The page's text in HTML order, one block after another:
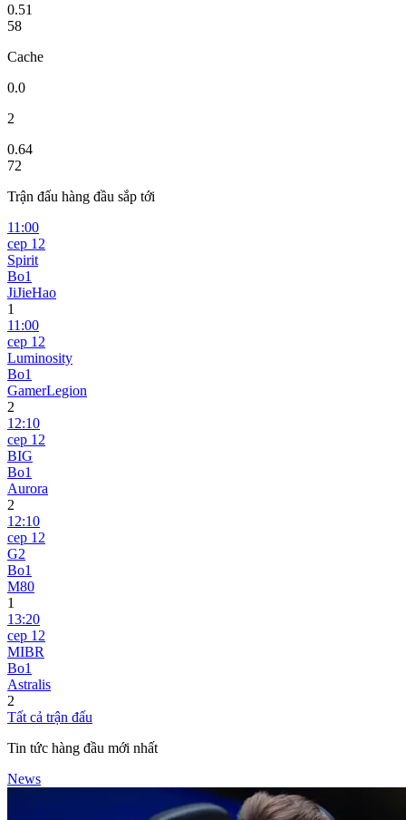
0.51
58
Cache
0.0
2
0.64
72
Trận đấu hàng đầu sắp tới
11:00
сер 12
Spirit
Bo1
JiJieHao
1
11:00
сер 12
Luminosity
Bo1
GamerLegion
2
12:10
сер 12
BIG
Bo1
Aurora
2
12:10
сер 12
G2
Bo1
M80
1
13:20
сер 12
MIBR
Bo1
Astralis
2
Tất cả trận đấu
Tin tức hàng đầu mới nhất
News